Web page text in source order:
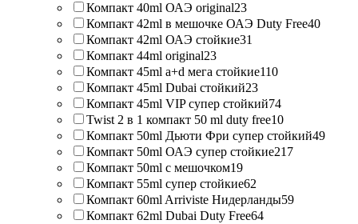
Компакт 40ml ОАЭ original23
Компакт 42ml в мешочке ОАЭ Duty Free40
Компакт 42ml ОАЭ стойкие31
Компакт 44ml original23
Компакт 45ml a+d мега стойкие110
Компакт 45ml Dubai стойкий23
Компакт 45ml VIP супер стойкий74
Twist 2 в 1 компакт 50 ml duty free10
Компакт 50ml Дьюти Фри супер стойкий49
Компакт 50ml ОАЭ супер стойкие217
Компакт 50ml с мешочком19
Компакт 55ml супер стойкие62
Компакт 60ml Arriviste Нидерланды59
Компакт 62ml Dubai Duty Free64